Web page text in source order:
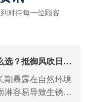
对待每一位顾客
选？抵御风吹日晒
期暴露在自然环境
淋容易导致生锈、